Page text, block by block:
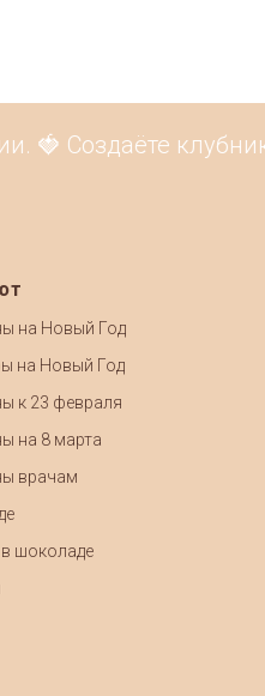
Создаёте
на Новый Год
на Новый Год
к 23 февраля
на 8 марта
врачам
в шоколаде